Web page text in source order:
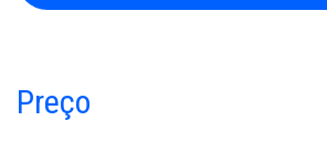
Preço